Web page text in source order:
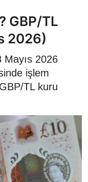
GBP/TL
2026)
Mayıs 2026
işlem
TL kuru